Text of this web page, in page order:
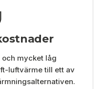
mycket låg
luftvärme till ett av